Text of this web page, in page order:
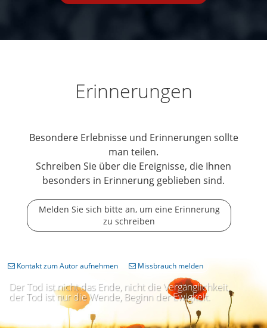
Erinnerungen
Besondere Erlebnisse und Erinnerungen sollte
man teilen.
Schreiben Sie über die Ereignisse, die Ihnen
besonders in Erinnerung geblieben sind.
Melden Sie sich bitte an, um eine Erinnerung
zu schreiben
Der Tod ist nicht das Ende, nicht die Vergänglichkeit,
der Tod ist nur die Wende, Beginn der Ewigkeit.
Kontakt zum Autor aufnehmen Missbrauch melden